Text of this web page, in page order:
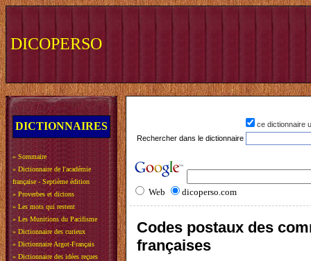
DICOPERSO
DICTIONNAIRES
» Sommaire
» Dictionnaire de l'académie
française - Septième édition
» Proverbes et dictons
» Les mots qui restent
» Les Munitions du Pacifisme
» Dictionnaire des curieux
» Dictionnaire Argot-Français
» Dictionnaire des idées reçues
ce dictionnaire
Rechercher dans le dictionnaire
Web dicoperso.com
Codes postaux des
françaises